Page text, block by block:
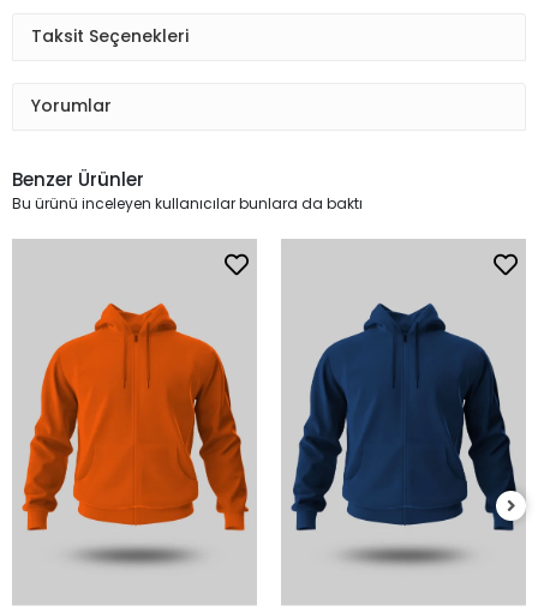
Taksit Seçenekleri
Yorumlar
Benzer Ürünler
Bu ürünü inceleyen kullanıcılar bunlara da baktı